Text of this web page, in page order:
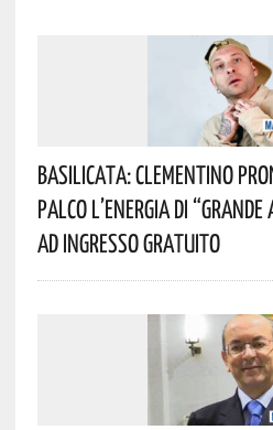
Basilicata: Clementino
Palco L’energia Di
Ad Ingresso Gratuito